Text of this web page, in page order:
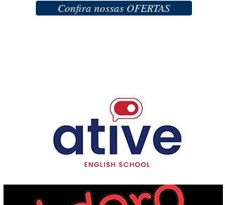
Confira nossas OFERTAS